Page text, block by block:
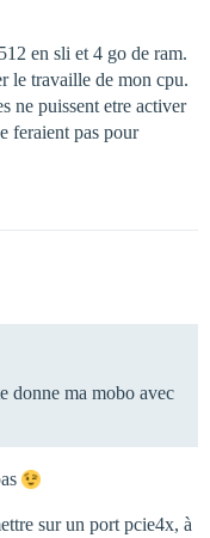
en sli et 4 go de ram.
le travaille de mon cpu.
ne puissent etre activer
feraient pas pour
donne ma mobo avec
sur un port pcie4x, à